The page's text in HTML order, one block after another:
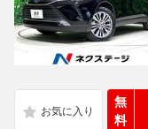
無
料